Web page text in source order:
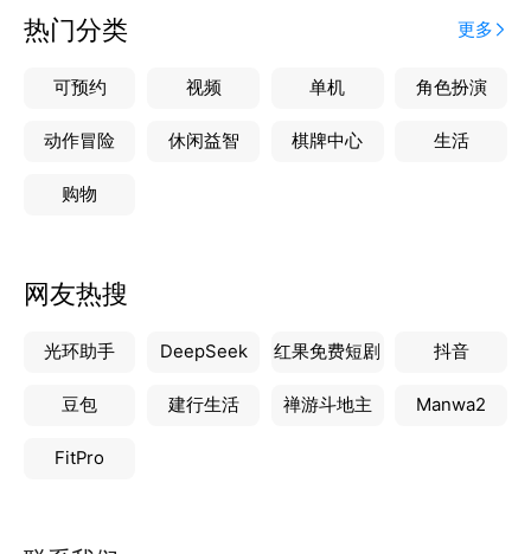
热门分类 更多
可预约 视频 单机 角色扮演
动作冒险 休闲益智 棋牌中心 生活
购物
网友热搜
光环助手 DeepSeek 红果免费短剧 抖音
豆包 建行生活 禅游斗地主 Manwa2
FitPro